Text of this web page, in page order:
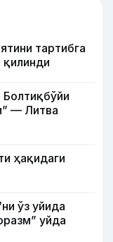
тартибга
қилинди
Болтиқбўйи
— Литва
ҳақидаги
ўз уйида
уйда